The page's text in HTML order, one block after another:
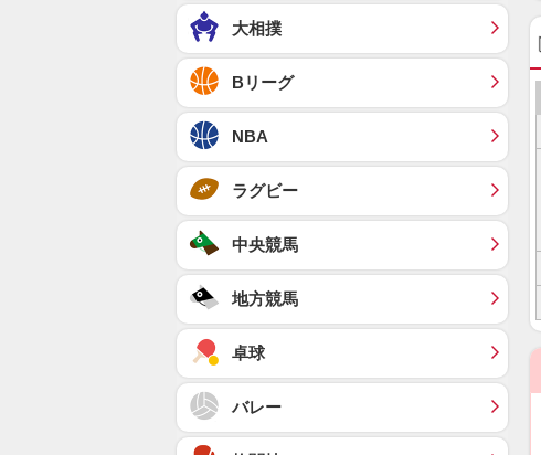
大相撲
Bリーグ
NBA
ラグビー
中央競馬
地方競馬
卓球
バレー